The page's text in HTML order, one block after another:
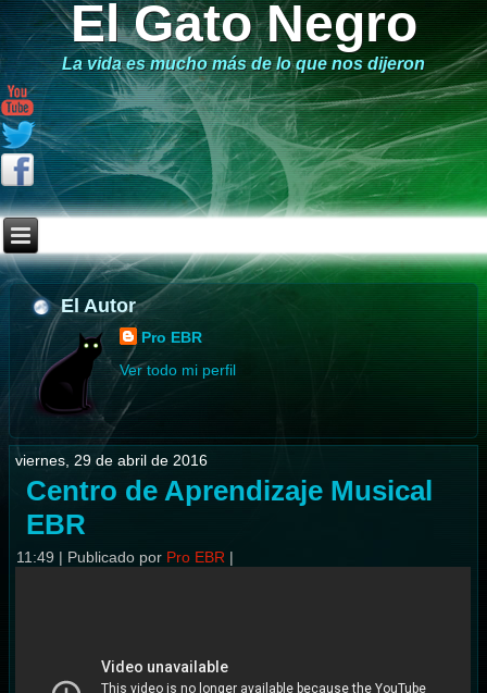
El Gato Negro
La vida es mucho más de lo que nos dijeron
El Autor
Pro EBR
Ver todo mi perfil
viernes, 29 de abril de 2016
Centro de Aprendizaje Musical
EBR
11:49 | Publicado por Pro EBR |